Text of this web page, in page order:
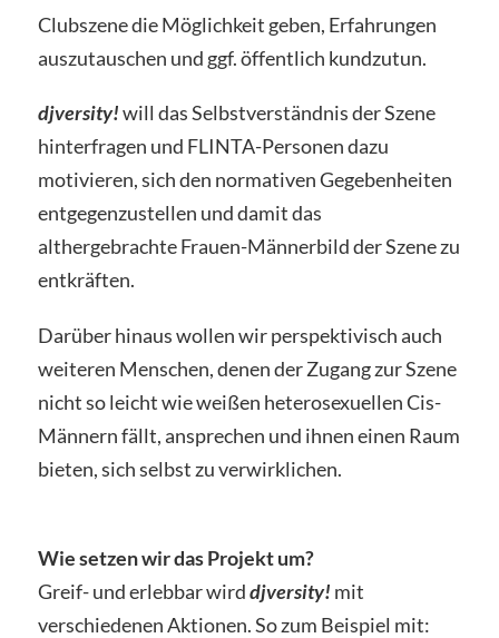
Clubszene die Möglichkeit geben, Erfahrungen
auszutauschen und ggf. öffentlich kundzutun.
djversity!will das Selbstverständnis der Szene
hinterfragen und FLINTA-Personen dazu
motivieren, sich den normativen Gegebenheiten
entgegenzustellen und damit das
althergebrachte Frauen-Männerbild der Szene zu
entkräften.
Darüber hinaus wollen wir perspektivisch auch
weiteren Menschen, denen der Zugang zur Szene
nicht so leicht wie weißen heterosexuellen Cis-
Männern fällt, ansprechen und ihnen einen Raum
bieten, sich selbst zu verwirklichen.
Wie setzen wir das Projekt um?
Greif- und erlebbar wirddjversity! mit
verschiedenen Aktionen. So zum Beispiel mit: